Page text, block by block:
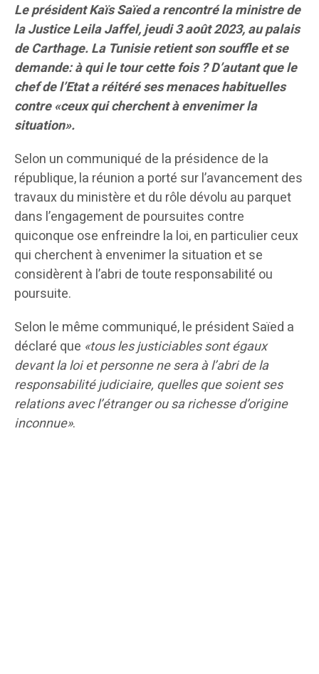
Le président Kaïs Saïed a rencontré la ministre de
la Justice Leila Jaffel, jeudi 3 août 2023, au palais
de Carthage. La Tunisie retient son souffle et se
demande: à qui le tour cette fois ? D’autant que le
chef de l’Etat a réitéré ses menaces habituelles
contre«ceux qui cherchent à envenimer la
situation».
Selon un communiqué de la présidence de la
république, la réunion a porté sur l’avancement des
travaux du ministère et du rôle dévolu au parquet
dans l’engagement de poursuites contre
quiconque ose enfreindre la loi, en particulier ceux
qui cherchent à envenimer la situation et se
considèrent à l’abri de toute responsabilité ou
poursuite.
Selon le même communiqué, le président Saïed a
déclaré que «tous les justiciables sont égaux
devant la loi et personne ne sera à l’abri de la
responsabilité judiciaire, quelles que soient ses
relations avec l’étranger ou sa richesse d’origine
inconnue».